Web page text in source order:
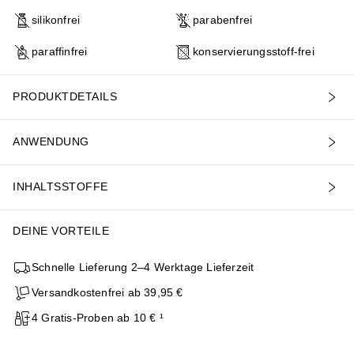
silikonfrei parabenfrei
paraffinfrei konservierungsstoff-frei
PRODUKTDETAILS
ANWENDUNG
INHALTSSTOFFE
DEINE VORTEILE
Schnelle Lieferung 2–4 Werktage Lieferzeit
Versandkostenfrei ab 39,95 €
4 Gratis-Proben ab 10 € ¹